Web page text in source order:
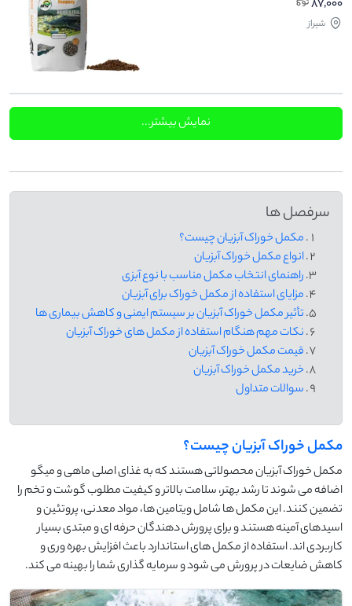
87,000
شیراز
نمایش بیشتر...
مکمل خوراک آبزیان چیست؟
مکمل خوراک آبزیان محصولاتی هستند که به غذای اصلی ماهی و میگو
اضافه می شوند تا رشد بهتر، سلامت بالاتر و کیفیت مطلوب گوشت و تخم را
تضمین کنند. این مکمل ها شامل ویتامین ها، مواد معدنی، پروتئین و
اسیدهای آمینه هستند و برای پرورش دهندگان حرفه ای و مبتدی بسیار
کاربردی اند. استفاده از مکمل های استاندارد باعث افزایش بهره وری و
کاهش ضایعات در پرورش می شود و سرمایه گذاری شما را بهینه می کند.
سرفصل ها
مکمل خوراک آبزیان چیست؟
انواع مکمل خوراک آبزیان
راهنمای انتخاب مکمل مناسب با نوع آبزی
مزایای استفاده از مکمل خوراک برای آبزیان
تأثیر مکمل خوراک آبزیان بر سیستم ایمنی و کاهش بیماری ها
نکات مهم هنگام استفاده از مکمل های خوراک آبزیان
قیمت مکمل خوراک آبزیان
خرید مکمل خوراک آبزیان
سوالات متداول